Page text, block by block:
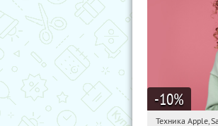
-10%
08:37:48
Техника Apple,